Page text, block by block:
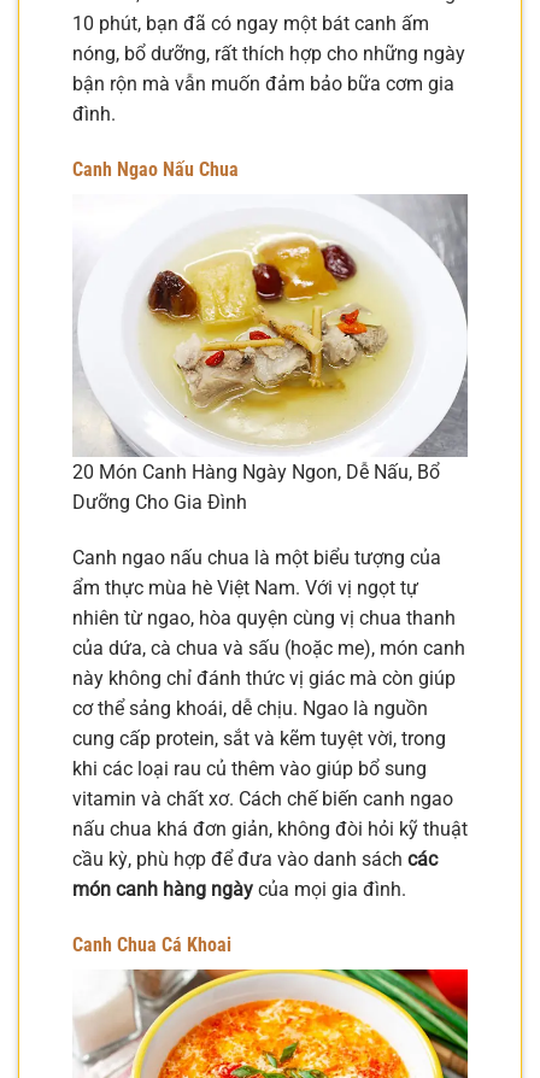
10 phút, bạn đã có ngay một bát canh ấm
nóng, bổ dưỡng, rất thích hợp cho những ngày
bận rộn mà vẫn muốn đảm bảo bữa cơm gia
đình.
Canh Ngao Nấu Chua
20 Món Canh Hàng Ngày Ngon, Dễ Nấu, Bổ
Dưỡng Cho Gia Đình
Canh ngao nấu chua là một biểu tượng của
ẩm thực mùa hè Việt Nam. Với vị ngọt tự
nhiên từ ngao, hòa quyện cùng vị chua thanh
của dứa, cà chua và sấu (hoặc me), món canh
này không chỉ đánh thức vị giác mà còn giúp
cơ thể sảng khoái, dễ chịu. Ngao là nguồn
cung cấp protein, sắt và kẽm tuyệt vời, trong
khi các loại rau củ thêm vào giúp bổ sung
vitamin và chất xơ. Cách chế biến canh ngao
nấu chua khá đơn giản, không đòi hỏi kỹ thuật
cầu kỳ, phù hợp để đưa vào danh sách các
món canh hàng ngày của mọi gia đình.
Canh Chua Cá Khoai